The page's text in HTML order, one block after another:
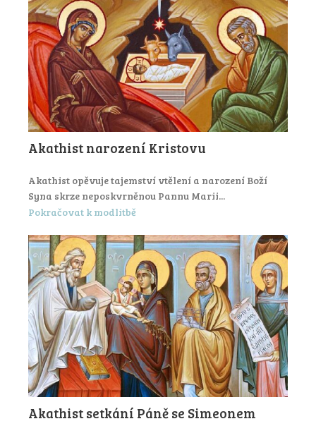
Akathist narození Kristovu
Akathist opěvuje tajemství vtělení a narození Boží
Syna skrze neposkvrněnou Pannu Marii...
Pokračovat k modlitbě
Akathist setkání Páně se Simeonem